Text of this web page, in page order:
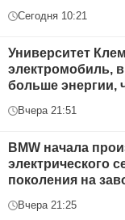
Сегодня 10:21
Университет
электромобиль,
больше энергии,
Вчера 21:51
BMW начала
электрического
поколения на
Вчера 21:25